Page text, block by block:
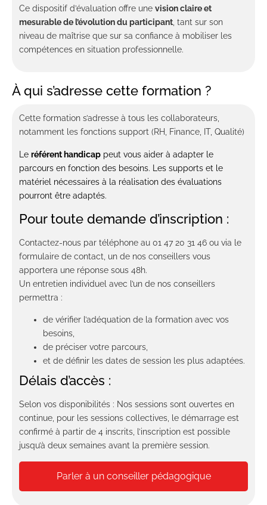
Ce dispositif d’évaluation offre une vision claire et
mesurable de l’évolution du participant , tant sur son
niveau de maîtrise que sur sa confiance à mobiliser les
compétences en situation professionnelle.
À qui s’adresse cette formation ?
Cette formation s’adresse à tous les collaborateurs,
notamment les fonctions support (RH, Finance, IT, Qualité)
Le référent handicap peut vous aider à adapter le
parcours en fonction des besoins. Les supports et le
matériel nécessaires à la réalisation des évaluations
pourront être adaptés.
Pour toute demande d’inscription :
Contactez-nous par téléphone au 01 47 20 31 46 ou via le
formulaire de contact, un de nos conseillers vous
apportera une réponse sous 48h.
Un entretien individuel avec l’un de nos conseillers
permettra :
de vérifier l’adéquation de la formation avec vos
besoins,
de préciser votre parcours,
et de définir les dates de session les plus adaptées.
Délais d’accès :
Selon vos disponibilités : Nos sessions sont ouvertes en
continue, pour les sessions collectives, le démarrage est
confirmé à partir de 4 inscrits, l’inscription est possible
jusqu’à deux semaines avant la première session.
Parler à un conseiller pédagogique